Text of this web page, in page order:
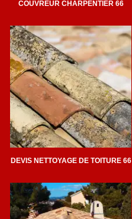
COUVREUR CHARPENTIER 66
DEVIS NETTOYAGE DE TOITURE 66